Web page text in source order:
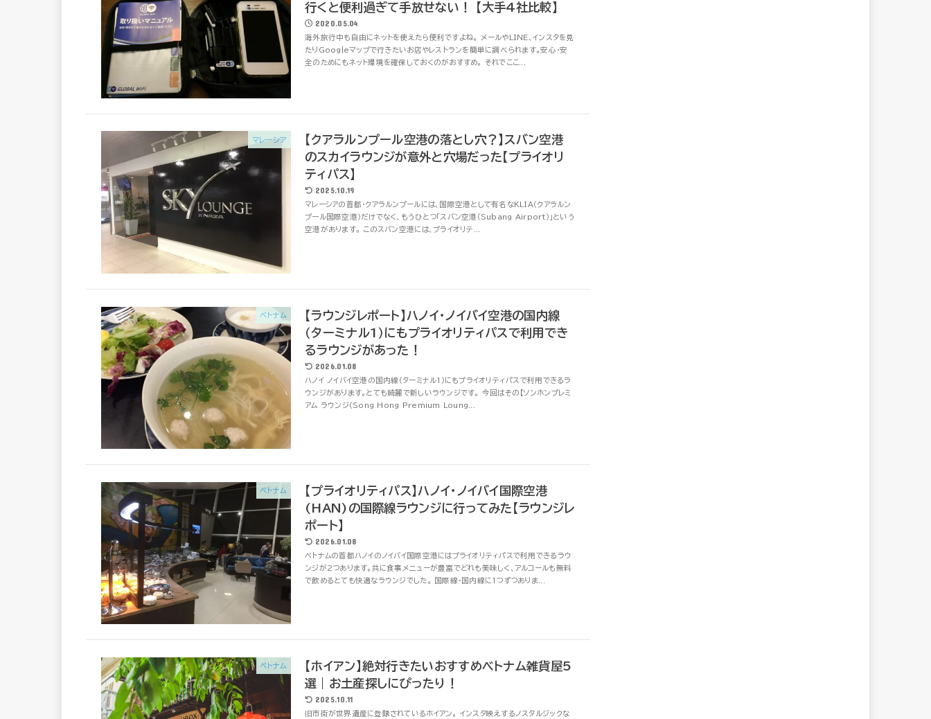
行くと便利過ぎて手放せない！ 【大手4社比較】
2020.05.04
海外旅行中も自由にネットを使えたら便利ですよね。 メールやLINE、インスタを見
たりGoogleマップで行きたいお店やレストランを簡単に調べられます。安心・安
全のためにもネット環境を確保しておくのがおすすめ。 それでここ...
マレーシア
【クアラルンプール空港の落とし穴？】スバン空港
のスカイラウンジが意外と穴場だった【プライオリ
ティパス】
2025.10.19
マレーシアの首都・クアラルンプールには、国際空港として有名なKLIA（クアラルン
プール国際空港）だけでなく、もうひとつ「スバン空港（Subang Airport）」という
空港があります。 このスバン空港には、プライオリテ...
ベトナム
【ラウンジレポート】ハノイ･ノイバイ空港の国内線
（ターミナル1）にもプライオリティパスで利用でき
るラウンジがあった！
2026.01.08
ハノイ ノイバイ空港の国内線(ターミナル1）にもプライオリティパスで利用できるラ
ウンジがあります。とても綺麗で新しいラウンジです。 今回はその【ソンホンプレミ
アム ラウンジ(Song Hong Premium Loung...
ベトナム
【プライオリティパス】ハノイ･ノイバイ国際空港
(HAN)の国際線ラウンジに行ってみた【ラウンジレ
ポート】
2026.01.08
ベトナムの首都ハノイのノイバイ国際空港にはプライオリティパスで利用できるラウ
ンジが2つあります。共に食事メニューが豊富でどれも美味しく、アルコールも無料
で飲めるとても快適なラウンジでした。 国際線・国内線に1つずつありま...
ベトナム
【ホイアン】絶対行きたいおすすめベトナム雑貨屋5
選｜お土産探しにぴったり！
2025.10.11
旧市街が世界遺産に登録されているホイアン。 インスタ映えするノスタルジックな